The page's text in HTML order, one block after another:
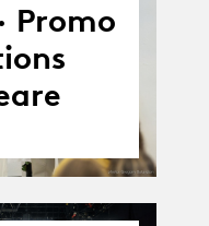
Promo